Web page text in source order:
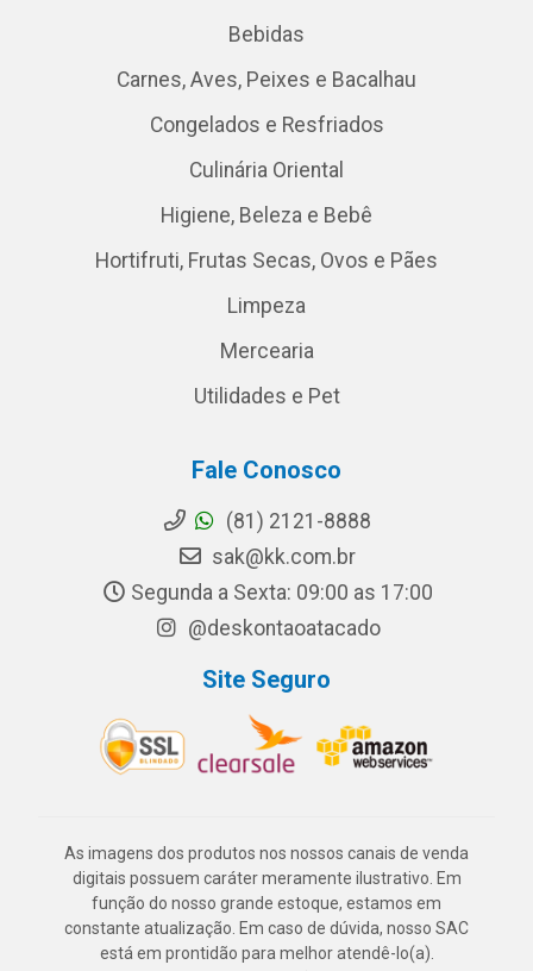
Bebidas
Carnes, Aves, Peixes e Bacalhau
Congelados e Resfriados
Culinária Oriental
Higiene, Beleza e Bebê
Hortifruti, Frutas Secas, Ovos e Pães
Limpeza
Mercearia
Utilidades e Pet
Fale Conosco
(81) 2121-8888
sak@kk.com.br
Segunda a Sexta: 09:00 as 17:00
@deskontaoatacado
Site Seguro
As imagens dos produtos nos nossos canais de venda
digitais possuem caráter meramente ilustrativo. Em
função do nosso grande estoque, estamos em
constante atualização. Em caso de dúvida, nosso SAC
está em prontidão para melhor atendê-lo(a).